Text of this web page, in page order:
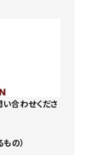
合わせくださ
の）